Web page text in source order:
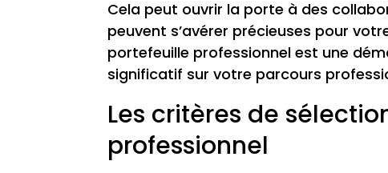
Cela peut ouvrir la porte à des
peuvent s’avérer précieuses pour
portefeuille professionnel est une
significatif sur votre parcours
Les critères de
professionnel